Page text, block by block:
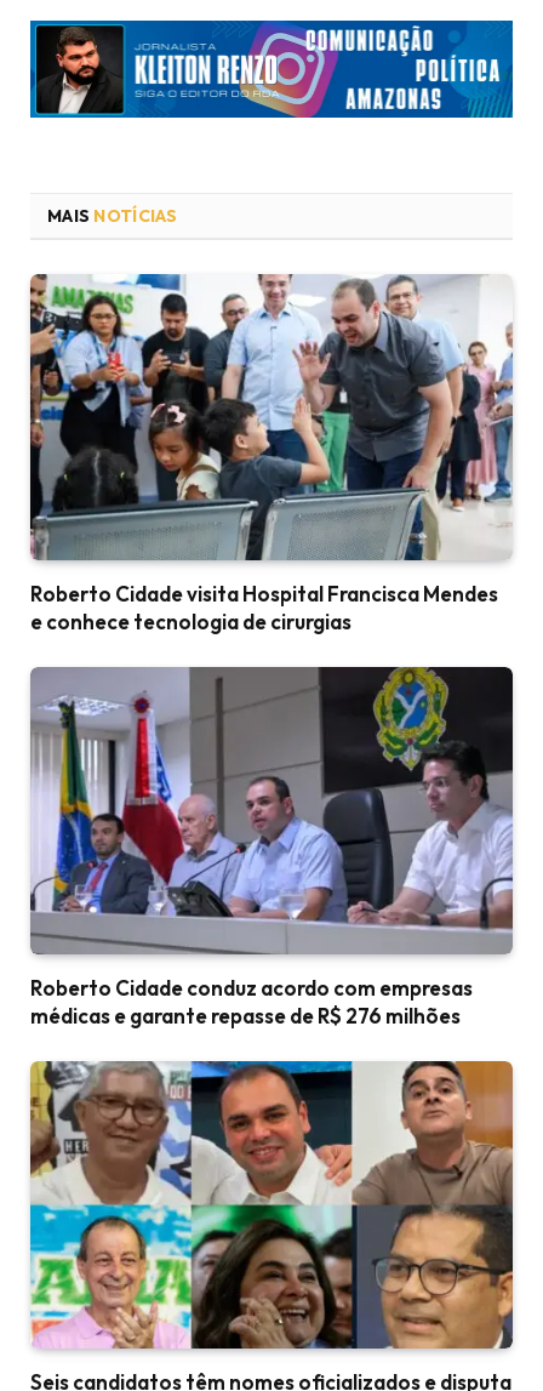
MAIS NOTÍCIAS
Roberto Cidade visita Hospital Francisca Mendes
e conhece tecnologia de cirurgias
Roberto Cidade conduz acordo com empresas
médicas e garante repasse de R$ 276 milhões
Seis candidatos têm nomes oficializados e disputa